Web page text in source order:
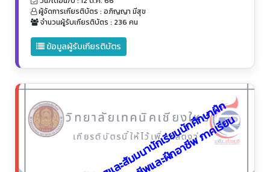
ผู้จัดการเกียรติบัตร : อภิญญา มีสุข
จำนวนผู้รับเกียรติบัตร : 236 คน
ข้อมูลผู้รับเกียรติบัตร